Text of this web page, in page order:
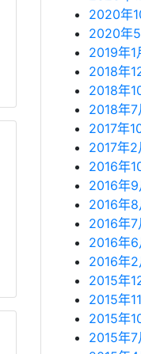
2020年
2020年5
2019年1
2018年
2018年
2018年7
2017年
2017年2
2016年
2016年9
2016年8
2016年7
2016年6
2016年2
2015年
2015年
2015年
2015年7